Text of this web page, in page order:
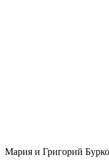
Мария и Григорий